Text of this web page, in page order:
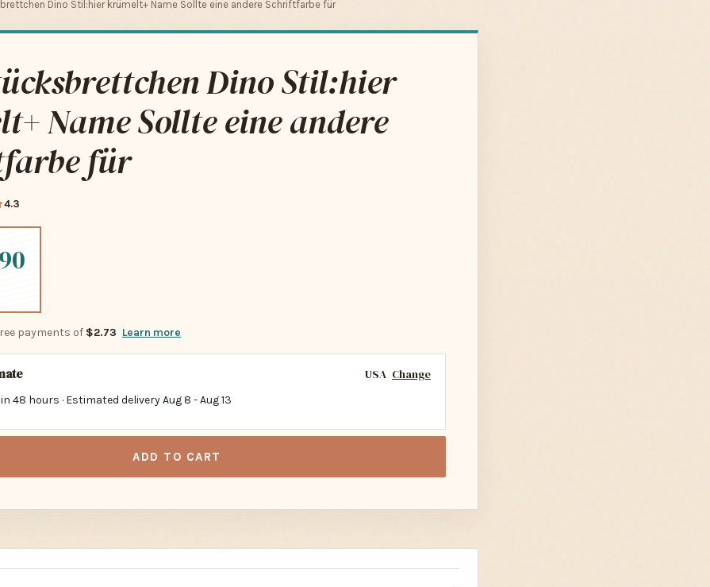
Dino Stil:hier krümelt+ Name Sollte eine andere Schriftfarbe für
Dino Stil:hier
Name Sollte eine andere
für
4.3
payments of $2.73 Learn more
USA Change
48 hours · Estimated deliveryAug 8 -Aug 13
ADD TO CART